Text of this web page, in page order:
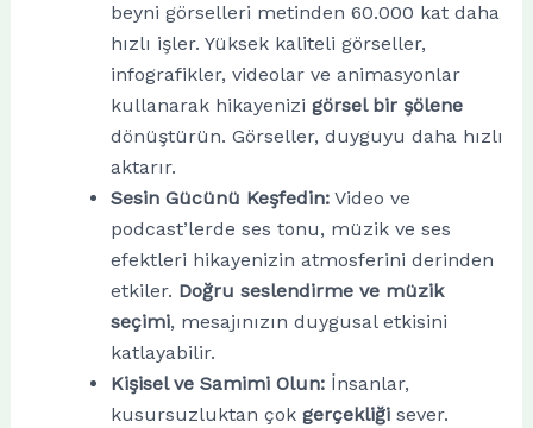
beyni görselleri metinden 60.000 kat daha
hızlı işler. Yüksek kaliteli görseller,
infografikler, videolar ve animasyonlar
kullanarak hikayenizi görsel bir şölene
dönüştürün. Görseller, duyguyu daha hızlı
aktarır.
Sesin Gücünü Keşfedin:Video ve
podcast’lerde ses tonu, müzik ve ses
efektleri hikayenizin atmosferini derinden
etkiler. Doğru seslendirme ve müzik
seçimi, mesajınızın duygusal etkisini
katlayabilir.
Kişisel ve Samimi Olun:İnsanlar,
kusursuzluktan çok gerçekliğisever.